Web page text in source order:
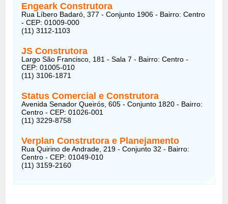
Engeark Construtora
Rua Líbero Badaró, 377 - Conjunto 1906 - Bairro: Centro
- CEP: 01009-000
(11) 3112-1103
JS Construtora
Largo São Francisco, 181 - Sala 7 - Bairro: Centro -
CEP: 01005-010
(11) 3106-1871
Status Comercial e Construtora
Avenida Senador Queirós, 605 - Conjunto 1820 - Bairro:
Centro - CEP: 01026-001
(11) 3229-8758
Verplan Construtora e Planejamento
Rua Quirino de Andrade, 219 - Conjunto 32 - Bairro:
Centro - CEP: 01049-010
(11) 3159-2160